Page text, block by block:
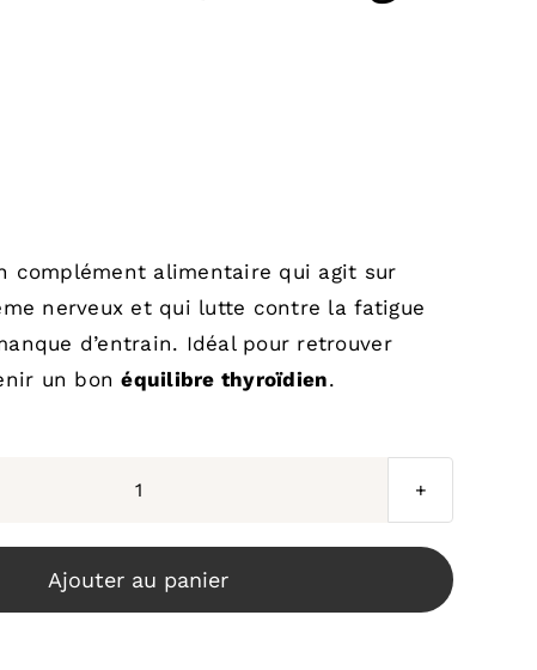
complément alimentaire qui agit sur
nerveux et qui lutte contre la fatigue
d’entrain. Idéal pour retrouver
un bonéquilibre thyroïdien.
Tyro
Ajouter au panier